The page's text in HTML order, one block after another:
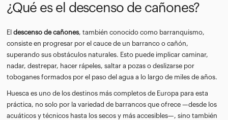
¿Qué es el descenso de cañones?
El descenso de cañones, también conocido como barranquismo,
consiste en progresar por el cauce de un barranco o cañón,
superando sus obstáculos naturales. Esto puede implicar caminar,
nadar, destrepar, hacer rápeles, saltar a pozas o deslizarse por
toboganes formados por el paso del agua a lo largo de miles de años.
Huesca es uno de los destinos más completos de Europa para esta
práctica, no solo por la variedad de barrancos que ofrece —desde los
acuáticos y técnicos hasta los secos y más accesibles—, sino también